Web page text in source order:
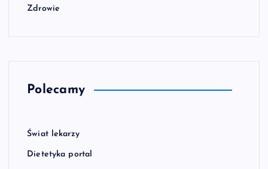
Zdrowie
Polecamy
Świat lekarzy
Dietetyka portal